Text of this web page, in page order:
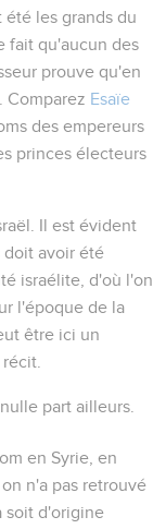
les grands du
fait qu'aucun des
prouve qu'en
Comparez Esaïe
des empereurs
princes électeurs
. Il est évident
doit avoir été
israélite, d'où l'on
l'époque de la
être ici un
part ailleurs.
en Syrie, en
n'a pas retrouvé
soit d'origine